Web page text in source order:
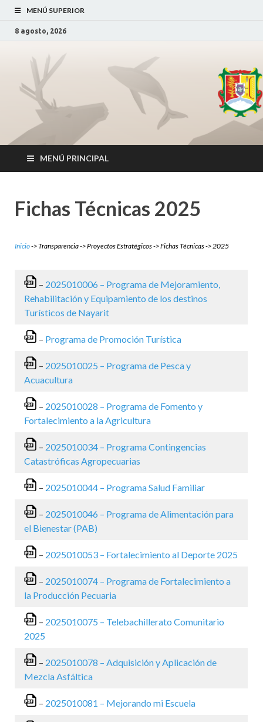
MENÚ SUPERIOR
8 agosto, 2026
Secretaría de
Desarrollo
Sustentable
SDS Nayarit
_
MENÚ PRINCIPAL
Fichas Técnicas 2025
Inicio-> Transparencia -> Proyectos Estratégicos -> Fichas Técnicas -> 2025
– 2025010006 – Programa de Mejoramiento,
Rehabilitación y Equipamiento de los destinos
Turísticos de Nayarit
– Programa de Promoción Turística
– 2025010025 – Programa de Pesca y
Acuacultura
– 2025010028 – Programa de Fomento y
Fortalecimiento a la Agricultura
– 2025010034 – Programa Contingencias
Catastróficas Agropecuarias
– 2025010044 – Programa Salud Familiar
– 2025010046 – Programa de Alimentación para
el Bienestar (PAB)
– 2025010053 – Fortalecimiento al Deporte 2025
– 2025010074 – Programa de Fortalecimiento a
la Producción Pecuaria
– 2025010075 – Telebachillerato Comunitario
2025
– 2025010078 – Adquisición y Aplicación de
Mezcla Asfáltica
– 2025010081 – Mejorando mi Escuela